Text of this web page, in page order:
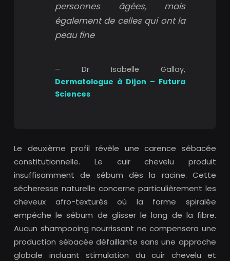
personnes âgées, mais
également de celles qui ont la
peau fine
– Dr Isabelle Gallay,
Dermatologue à Dijon – Futura
Sciences
Le deuxième profil révèle une carence sébacée
constitutionnelle. Le cuir chevelu produit
insuffisamment de sébum dès la racine. Cette
sécheresse naturelle concerne particulièrement les
cheveux afro-texturés où la forme spiralée
empêche le sébum de glisser le long de la fibre.
Aucun shampooing nourrissant ne compensera une
production sébacée défaillante sans une approche
globale incluant stimulation du cuir chevelu et